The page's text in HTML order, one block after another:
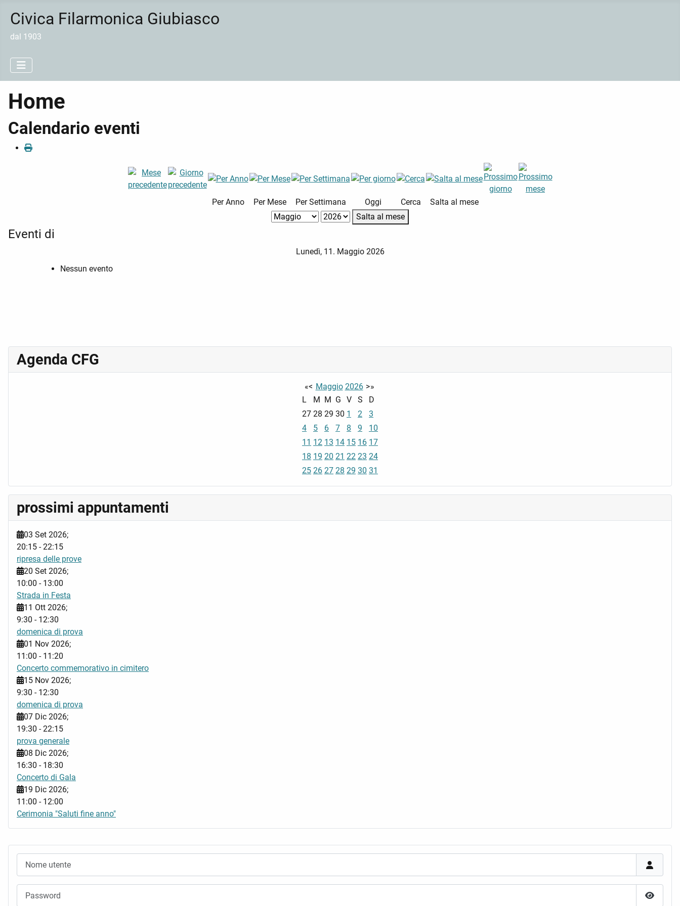
Civica Filarmonica Giubiasco
dal 1903
Home
Calendario eventi
Per Anno Per Mese Per Settimana Oggi Cerca
Salta al mese
Salta al mese
Eventi di
Lunedì, 11. Maggio 2026
Nessun evento
Agenda CFG
«< Maggio 2026 >»
L
M M G V S
D
27 28 29 30 1 2
3
4
5 6 7 8 9
10
11 12 13 14 15 16 17
18 19 20 21 22 23 24
25 26 27 28 29 30 31
prossimi appuntamenti
03 Set 2026;
20:15 -22:15
ripresa delle prove
20 Set 2026;
10:00 - 13:00
Strada in Festa
11 Ott 2026;
9:30 - 12:30
domenica di prova
01 Nov 2026;
11:00 - 11:20
Concerto commemorativo in cimitero
15 Nov 2026;
9:30 - 12:30
domenica di prova
07 Dic 2026;
19:30 -22:15
prova generale
08 Dic 2026;
16:30 - 18:30
Concerto di Gala
19 Dic 2026;
11:00 - 12:00
Cerimonia "Saluti fine anno"